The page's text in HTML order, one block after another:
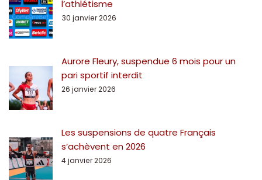
l’athlétisme
30 janvier 2026
Aurore Fleury, suspendue 6 mois pour un
pari sportif interdit
26 janvier 2026
Les suspensions de quatre Français
s’achèvent en 2026
4 janvier 2026